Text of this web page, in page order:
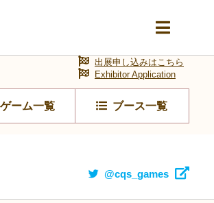
ゲーム一覧 ブース一覧
出展申し込みはこちら
Exhibitor Application
@cqs_games